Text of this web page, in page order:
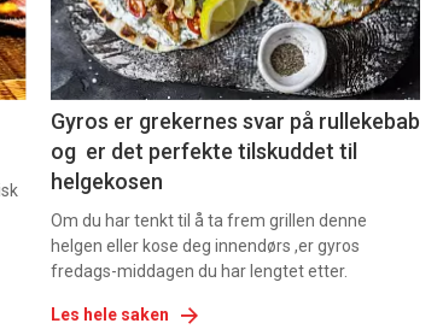
-
2
Gyros er grekernes svar på rullekebab
og er det perfekte tilskuddet til
helgekosen
Om du har tenkt til å ta frem grillen denne
helgen eller kose deg innendørs ,er gyros
fredags-middagen du har lengtet etter.
Les hele saken